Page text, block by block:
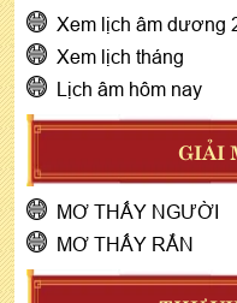
Xem lịch âm dương
Xem lịch tháng
Lịch âm hôm nay
GIẢI
MƠ THẤY NGƯỜI
MƠ THẤY RẮN